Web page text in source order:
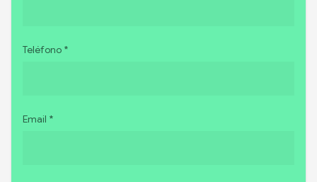
Teléfono *
Email *